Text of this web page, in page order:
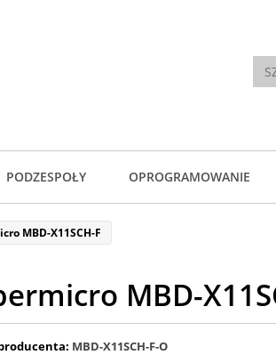
PODZESPOŁY OPROGRAMOWANIE
MBD-X11SCH-F
MBD-
MBD-X11SCH-F-O